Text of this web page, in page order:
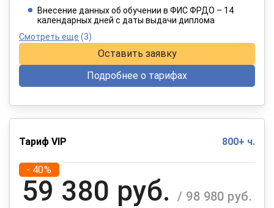
При оплате в рассрочку на 12 месяцев
Внесение данных об обучении в ФИС ФРДО – 14
календарных дней с даты выдачи диплома
Смотреть еще (3)
Оставить заявку
Подробнее о тарифах
Тариф VIP 800+ ч.
- 40%
59 380 руб. / 98 980 руб.